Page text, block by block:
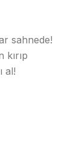
sahnede!
al!